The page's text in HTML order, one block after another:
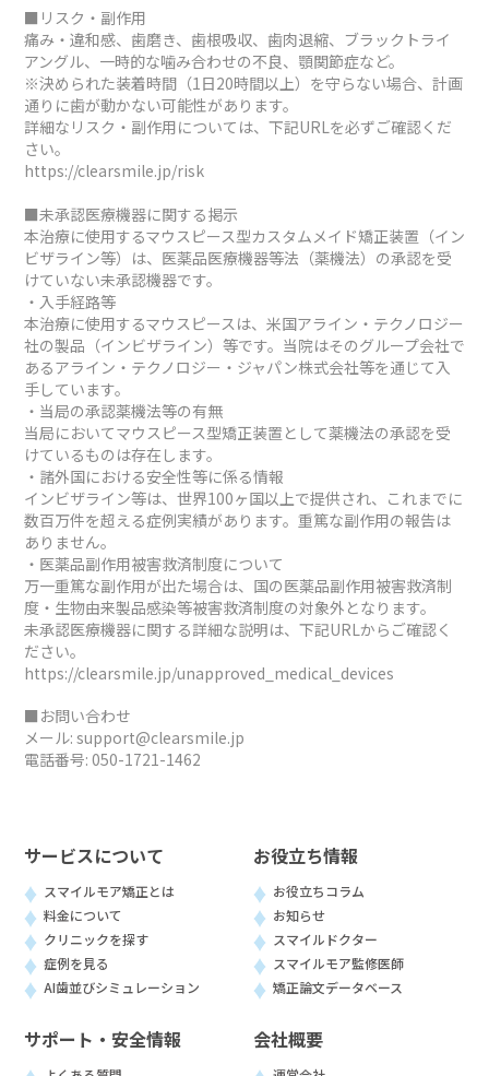
■リスク・副作用
痛み・違和感、歯磨き、歯根吸収、歯肉退縮、ブラックトライ
アングル、一時的な噛み合わせの不良、顎関節症など。
※決められた装着時間（1日20時間以上）を守らない場合、計画
通りに歯が動かない可能性があります。
詳細なリスク・副作用については、下記URLを必ずご確認くだ
さい。
https://clearsmile.jp/risk
■未承認医療機器に関する掲示
本治療に使用するマウスピース型カスタムメイド矯正装置（イン
ビザライン等）は、医薬品医療機器等法（薬機法）の承認を受
けていない未承認機器です。
・入手経路等
本治療に使用するマウスピースは、米国アライン・テクノロジー
社の製品（インビザライン）等です。当院はそのグループ会社で
あるアライン・テクノロジー・ジャパン株式会社等を通じて入
手しています。
・当局の承認薬機法等の有無
当局においてマウスピース型矯正装置として薬機法の承認を受
けているものは存在します。
・諸外国における安全性等に係る情報
インビザライン等は、世界100ヶ国以上で提供され、これまでに
数百万件を超える症例実績があります。重篤な副作用の報告は
ありません。
・医薬品副作用被害救済制度について
万一重篤な副作用が出た場合は、国の医薬品副作用被害救済制
度・生物由来製品感染等被害救済制度の対象外となります。
未承認医療機器に関する詳細な説明は、下記URLからご確認く
ださい。
https://clearsmile.jp/unapproved_medical_devices
■お問い合わせ
メール: support@clearsmile.jp
電話番号: 050-1721-1462
サービスについて
スマイルモア矯正とは
料金について
クリニックを探す
症例を見る
AI歯並びシミュレーション
お役立ち情報
お役立ちコラム
お知らせ
スマイルドクター
スマイルモア監修医師
矯正論文データベース
サポート・安全情報 会社概要